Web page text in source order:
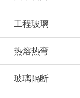
工程玻璃
热熔热弯
玻璃隔断